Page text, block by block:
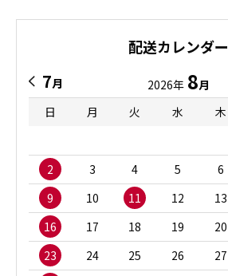
配送カレンダー
7月 2026年 8月
日
月 火 水 木
2
3 4 5 6
9
10 11 12 13
16
17 18 19 20
23
24 25 26 27